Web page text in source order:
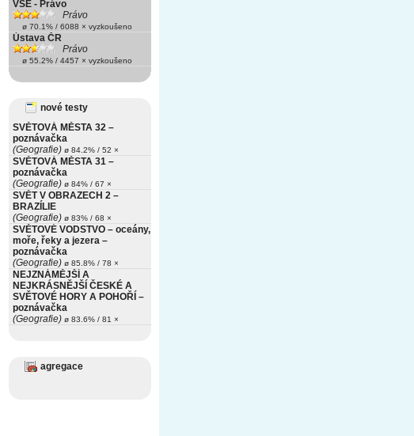
VŠE - Právo
Právo
ø 70.1% / 6088 × vyzkoušeno
Ústava ČR
Právo
ø 55.2% / 4457 × vyzkoušeno
nové testy
SVĚTOVÁ MĚSTA 32 –
poznávačka
(Geografie) ø 84.2% / 52 ×
SVĚTOVÁ MĚSTA 31 –
poznávačka
(Geografie) ø 84% / 67 ×
SVĚT V OBRAZECH 2 –
BRAZÍLIE
(Geografie) ø 83% / 68 ×
SVĚTOVÉ VODSTVO – oceány,
moře, řeky a jezera –
poznávačka
(Geografie) ø 85.8% / 78 ×
NEJZNÁMĚJŠÍ A
NEJKRÁSNĚJŠÍ ČESKÉ A
SVĚTOVÉ HORY A POHOŘÍ –
poznávačka
(Geografie) ø 83.6% / 81 ×
agregace